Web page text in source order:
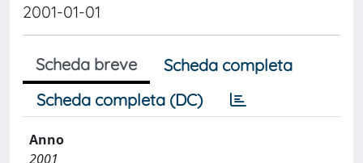
2001-01-01
Scheda breve
Scheda completa
Scheda completa (DC)
Anno
2001